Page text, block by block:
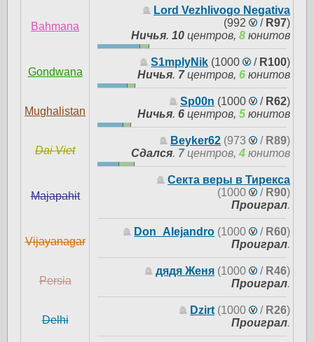
Bahmana
Lord Vezhlivogo Negativa
(992
/ R97)
Ничья.10 центров,8 юнитов
Gondwana
S1mplyNik (1000 / R100)
Ничья. 7центров,6 юнитов
Mughalistan
Sp00n (1000 / R62)
Ничья.6 центров,5 юнитов
Dai Viet
Beyker62 (973 / R89)
Сдался. 7центров,4 юнитов
Majapahit
Секта веры в Тирекса
(1000
/ R90)
Проиграл.
Vijayanagar
Don_Alejandro (1000 / R60)
Проиграл.
Persia
дядя Женя (1000 / R46)
Проиграл.
Delhi
Dzirt (1000 / R26)
Проиграл.